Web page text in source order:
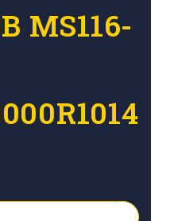
MS116-